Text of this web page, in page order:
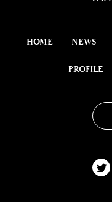
HOME NEWS
PROFILE